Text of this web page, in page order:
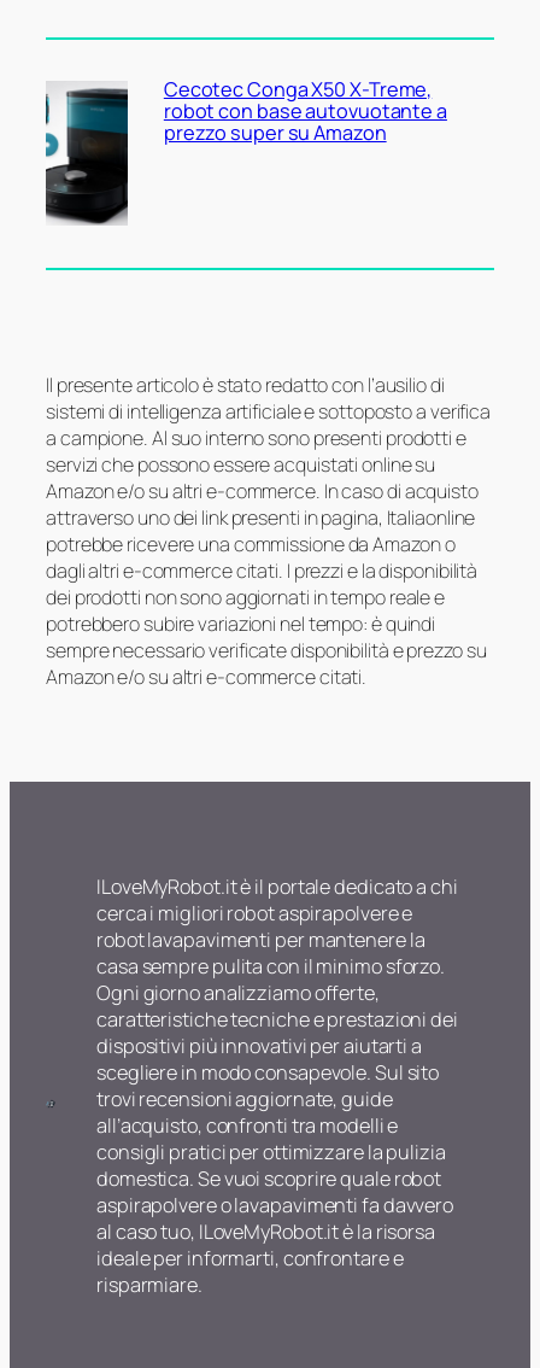
Cecotec Conga X50 X-Treme,
robot con base autovuotante a
prezzo super su Amazon
Il presente articolo è stato redatto con l’ausilio di
sistemi di intelligenza artificiale e sottoposto a verifica
a campione. Al suo interno sono presenti prodotti e
servizi che possono essere acquistati online su
Amazon e/o su altri e-commerce. In caso di acquisto
attraverso uno dei link presenti in pagina, Italiaonline
potrebbe ricevere una commissione da Amazon o
dagli altri e-commerce citati. I prezzi e la disponibilità
dei prodotti non sono aggiornati in tempo reale e
potrebbero subire variazioni nel tempo: è quindi
sempre necessario verificate disponibilità e prezzo su
Amazon e/o su altri e-commerce citati.
ILoveMyRobot.it è il portale dedicato a chi
cerca i migliori robot aspirapolvere e
robot lavapavimenti per mantenere la
casa sempre pulita con il minimo sforzo.
Ogni giorno analizziamo offerte,
caratteristiche tecniche e prestazioni dei
dispositivi più innovativi per aiutarti a
scegliere in modo consapevole. Sul sito
trovi recensioni aggiornate, guide
all’acquisto, confronti tra modelli e
consigli pratici per ottimizzare la pulizia
domestica. Se vuoi scoprire quale robot
aspirapolvere o lavapavimenti fa davvero
al caso tuo, ILoveMyRobot.it è la risorsa
ideale per informarti, confrontare e
risparmiare.